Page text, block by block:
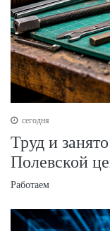
сегодня
Труд и
Полевской
Работаем